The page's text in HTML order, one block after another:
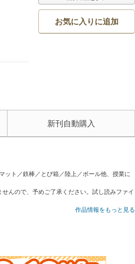
お気に入りに追加
新刊自動購入
ット／鉄棒／とび箱／陸上／ボール他、授業に
んので、予めご了承ください。試し読みファイ
作品情報をもっと見る